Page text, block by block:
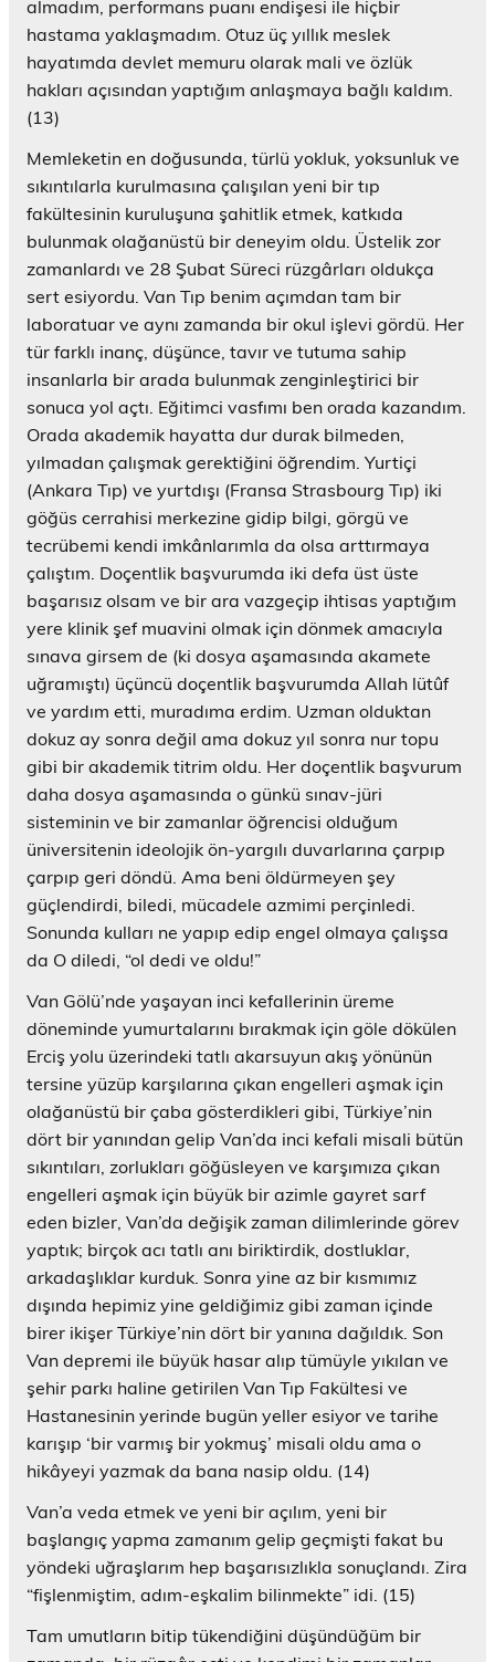
almadım, performans puanı endişesi ile hiçbir
hastama yaklaşmadım. Otuz üç yıllık meslek
hayatımda devlet memuru olarak mali ve özlük
hakları açısından yaptığım anlaşmaya bağlı kaldım.
(13)
Memleketin en doğusunda, türlü yokluk, yoksunluk ve
sıkıntılarla kurulmasına çalışılan yeni bir tıp
fakültesinin kuruluşuna şahitlik etmek, katkıda
bulunmak olağanüstü bir deneyim oldu. Üstelik zor
zamanlardı ve 28 Şubat Süreci rüzgârları oldukça
sert esiyordu. Van Tıp benim açımdan tam bir
laboratuar ve aynı zamanda bir okul işlevi gördü. Her
tür farklı inanç, düşünce, tavır ve tutuma sahip
insanlarla bir arada bulunmak zenginleştirici bir
sonuca yol açtı. Eğitimci vasfımı ben orada kazandım.
Orada akademik hayatta dur durak bilmeden,
yılmadan çalışmak gerektiğini öğrendim. Yurtiçi
(Ankara Tıp) ve yurtdışı (Fransa Strasbourg Tıp) iki
göğüs cerrahisi merkezine gidip bilgi, görgü ve
tecrübemi kendi imkânlarımla da olsa arttırmaya
çalıştım. Doçentlik başvurumda iki defa üst üste
başarısız olsam ve bir ara vazgeçip ihtisas yaptığım
yere klinik şef muavini olmak için dönmek amacıyla
sınava girsem de (ki dosya aşamasında akamete
uğramıştı) üçüncü doçentlik başvurumda Allah lütûf
ve yardım etti, muradıma erdim. Uzman olduktan
dokuz ay sonra değil ama dokuz yıl sonra nur topu
gibi bir akademik titrim oldu. Her doçentlik başvurum
daha dosya aşamasında o günkü sınav-jüri
sisteminin ve bir zamanlar öğrencisi olduğum
üniversitenin ideolojik ön-yargılı duvarlarına çarpıp
çarpıp geri döndü. Ama beni öldürmeyen şey
güçlendirdi, biledi, mücadele azmimi perçinledi.
Sonunda kulları ne yapıp edip engel olmaya çalışsa
da O diledi, “ol dedi ve oldu!”
Van Gölü’nde yaşayan inci kefallerinin üreme
döneminde yumurtalarını bırakmak için göle dökülen
Erciş yolu üzerindeki tatlı akarsuyun akış yönünün
tersine yüzüp karşılarına çıkan engelleri aşmak için
olağanüstü bir çaba gösterdikleri gibi, Türkiye’nin
dört bir yanından gelip Van’da inci kefali misali bütün
sıkıntıları, zorlukları göğüsleyen ve karşımıza çıkan
engelleri aşmak için büyük bir azimle gayret sarf
eden bizler, Van’da değişik zaman dilimlerinde görev
yaptık; birçok acı tatlı anı biriktirdik, dostluklar,
arkadaşlıklar kurduk. Sonra yine az bir kısmımız
dışında hepimiz yine geldiğimiz gibi zaman içinde
birer ikişer Türkiye’nin dört bir yanına dağıldık. Son
Van depremi ile büyük hasar alıp tümüyle yıkılan ve
şehir parkı haline getirilen Van Tıp Fakültesi ve
Hastanesinin yerinde bugün yeller esiyor ve tarihe
karışıp ‘bir varmış bir yokmuş’ misali oldu ama o
hikâyeyi yazmak da bana nasip oldu. (14)
Van’a veda etmek ve yeni bir açılım, yeni bir
başlangıç yapma zamanım gelip geçmişti fakat bu
yöndeki uğraşlarım hep başarısızlıkla sonuçlandı. Zira
“fişlenmiştim, adım-eşkalim bilinmekte” idi. (15)
Tam umutların bitip tükendiğini düşündüğüm bir